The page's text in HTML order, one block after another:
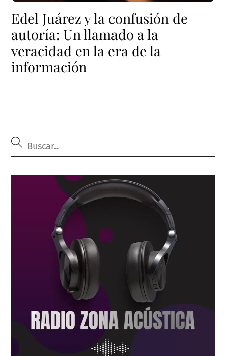
Edel Juárez y la confusión de
autoría: Un llamado a la
veracidad en la era de la
información